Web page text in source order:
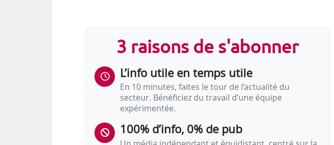
• L’IA transforme les besoins, mais ne remplace pas les
communication.
« L’IA ne fait que traduire. L’humain, lui, négocie. Il
sensation, de…
3 raisons de s'abonner
L’info utile en temps utile
En 10 minutes, faites le tour de l’actualité du
secteur. Bénéficiez du travail d’une équipe
expérimentée.
100% d’info, 0% de pub